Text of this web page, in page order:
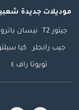
موديلات جديدة
جيتور T2 نيسان
جيب رانجلر كيا
تويوتا راف ٤